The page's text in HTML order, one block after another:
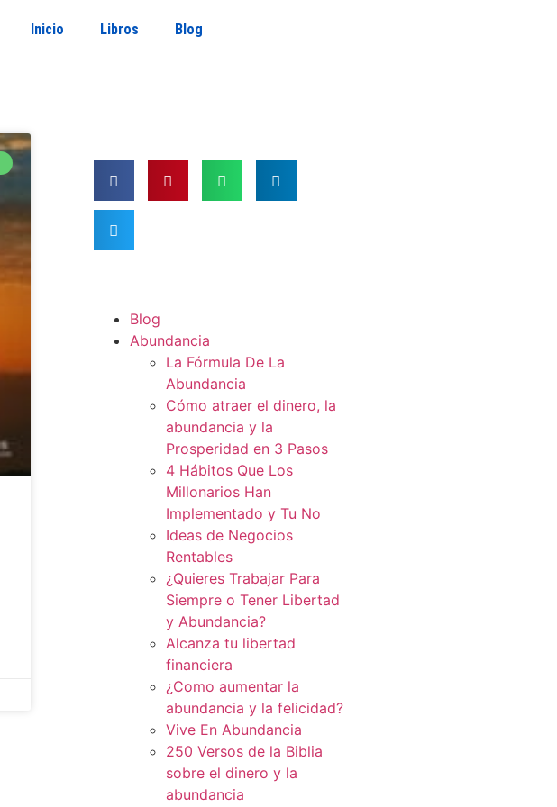
Inicio Libros Blog
Blog
Abundancia
La Fórmula De La
Abundancia
Cómo atraer el dinero, la
abundancia y la
Prosperidad en 3 Pasos
4 Hábitos Que Los
Millonarios Han
Implementado y Tu No
Ideas de Negocios
Rentables
¿Quieres Trabajar Para
Siempre o Tener Libertad
y Abundancia?
Alcanza tu libertad
financiera
¿Como aumentar la
abundancia y la felicidad?
Vive En Abundancia
250 Versos de la Biblia
sobre el dinero y la
abundancia